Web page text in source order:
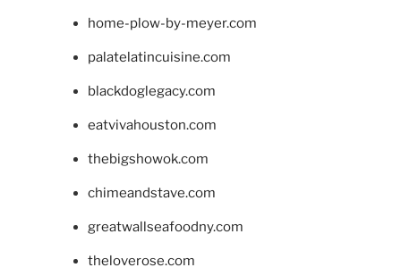
home-plow-by-meyer.com
palatelatincuisine.com
blackdoglegacy.com
eatvivahouston.com
thebigshowok.com
chimeandstave.com
greatwallseafoodny.com
theloverose.com